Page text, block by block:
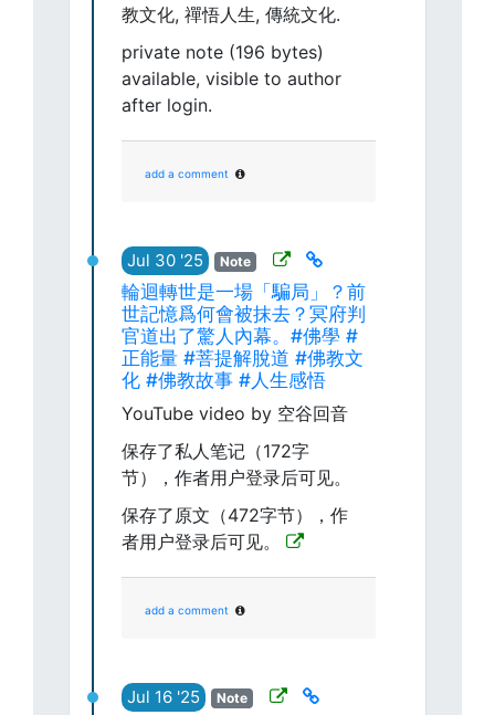
教文化, 禪悟人生, 傳統文化.
private note (196 bytes)
available, visible to author
after login.
add a comment
Jul 30 '25 Note
輪迴轉世是一場「騙局」？前
世記憶爲何會被抹去？冥府判
官道出了驚人內幕。#佛學 #
正能量 #菩提解脫道 #佛教文
化 #佛教故事 #人生感悟
YouTube video by 空谷回音
保存了私人笔记（172字
节），作者用户登录后可见。
保存了原文（472字节），作
者用户登录后可见。
add a comment
Jul 16 '25 Note